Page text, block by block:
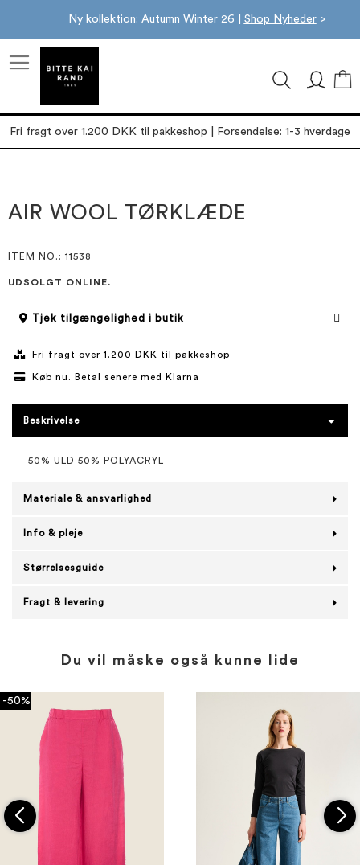
Ny kollektion: Autumn Winter 26 | Shop Nyheder>
Fri fragt over 1.200 DKK til pakkeshop | Forsendelse: 1-3 hverdage
slutningen
af
starten
af
AIR WOOL TØRKLÆDE
ITEM NO. : 11538
UDSOLGT ONLINE.
Tjek tilgængelighed i butik
Fri fragt over 1.200 DKK til pakkeshop
Køb nu. Betal senere med Klarna
Beskrivelse
50% ULD 50% POLYACRYL
Materiale & ansvarlighed
Info & pleje
Størrelsesguide
Fragt & levering
Du vil måske også kunne lide
-50%